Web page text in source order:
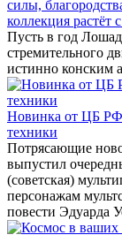
силы,
коллекция растёт
Пусть в год
стремительного
истинно конским
Новинка от ЦБ РФ
техники
Потрясающие
выпустил
(советская)
персонажам
повести Эдуарда